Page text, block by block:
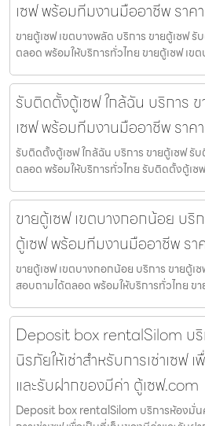
เซฟ พร้อมทีมงานมืออาชีพ ราค
ขายตู้เซฟ เขตบางพลัด บริการ ขายตู้เซฟ
ตลอด พร้อมให้บริการทั่วไทย ขายตู้เซฟ เข
รับติดตั้งตู้เซฟ ใกล้ฉัน บริการ
เซฟ พร้อมทีมงานมืออาชีพ ราค
รับติดตั้งตู้เซฟ ใกล้ฉัน บริการ ขายตู้เซฟ
ตลอด พร้อมให้บริการทั่วไทย รับติดตั้งตู้เซ
ขายตู้เซฟ เขตบางกอกน้อย บริ
ตู้เซฟ พร้อมทีมงานมืออาชีพ รา
ขายตู้เซฟ เขตบางกอกน้อย บริการ ขายตู้
สอบถามได้ตลอด พร้อมให้บริการทั่วไทย ข
Deposit box rentalSilom บ
นิรภัยให้เช่าสำหรับการเช่าเซฟ
และรับฝากของมีค่า ตู้เซฟ.com
Deposit box rentalSilom บริการห้องมั่น